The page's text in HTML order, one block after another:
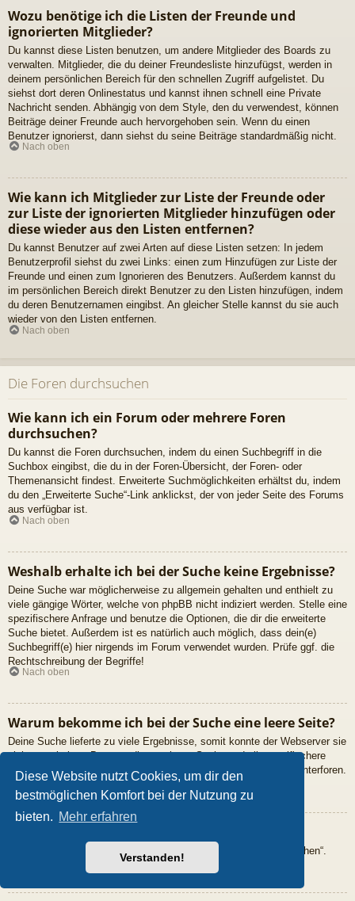
Diese Website nutzt Cookies, um dir den
bestmöglichen Komfort bei der Nutzung zu
bieten. Mehr erfahren
Verstanden!
Wozu benötige ich die Listen der Freunde und
ignorierten Mitglieder?
Du kannst diese Listen benutzen, um andere Mitglieder des Boards zu
verwalten. Mitglieder, die du deiner Freundesliste hinzufügst, werden in
deinem persönlichen Bereich für den schnellen Zugriff aufgelistet. Du
siehst dort deren Onlinestatus und kannst ihnen schnell eine Private
Nachricht senden. Abhängig von dem Style, den du verwendest, können
Beiträge deiner Freunde auch hervorgehoben sein. Wenn du einen
Benutzer ignorierst, dann siehst du seine Beiträge standardmäßig nicht.
Nach oben
Wie kann ich Mitglieder zur Liste der Freunde oder
zur Liste der ignorierten Mitglieder hinzufügen oder
diese wieder aus den Listen entfernen?
Du kannst Benutzer auf zwei Arten auf diese Listen setzen: In jedem
Benutzerprofil siehst du zwei Links: einen zum Hinzufügen zur Liste der
Freunde und einen zum Ignorieren des Benutzers. Außerdem kannst du
im persönlichen Bereich direkt Benutzer zu den Listen hinzufügen, indem
du deren Benutzernamen eingibst. An gleicher Stelle kannst du sie auch
wieder von den Listen entfernen.
Nach oben
Die Foren durchsuchen
Wie kann ich ein Forum oder mehrere Foren
durchsuchen?
Du kannst die Foren durchsuchen, indem du einen Suchbegriff in die
Suchbox eingibst, die du in der Foren-Übersicht, der Foren- oder
Themenansicht findest. Erweiterte Suchmöglichkeiten erhältst du, indem
du den „Erweiterte Suche“-Link anklickst, der von jeder Seite des Forums
aus verfügbar ist.
Nach oben
Weshalb erhalte ich bei der Suche keine Ergebnisse?
Deine Suche war möglicherweise zu allgemein gehalten und enthielt zu
viele gängige Wörter, welche von phpBB nicht indiziert werden. Stelle eine
spezifischere Anfrage und benutze die Optionen, die dir die erweiterte
Suche bietet. Außerdem ist es natürlich auch möglich, dass dein(e)
Suchbegriff(e) hier nirgends im Forum verwendet wurden. Prüfe ggf. die
Rechtschreibung der Begriffe!
Nach oben
Warum bekomme ich bei der Suche eine leere Seite?
Deine Suche lieferte zu viele Ergebnisse, somit konnte der Webserver sie
nicht verarbeiten. Benutze die erweiterte Suche und gib spezifischere
Suchbegriffe ein oder beschränke die Suche auf verschiedene Unterforen.
Nach oben
Gehe zur Mitgliederliste und klicke auf „Nach einem Mitglied suchen“.